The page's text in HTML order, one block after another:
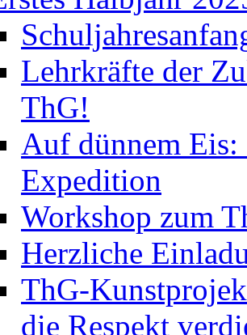
Lehrkräfte der
ThG!
Auf dünnem
Expedition
Workshop zum
Herzliche
ThG-
die Respekt